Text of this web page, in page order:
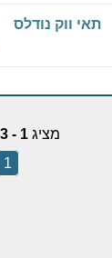
תאי ווק נודלס
מציג 1 - 3
1